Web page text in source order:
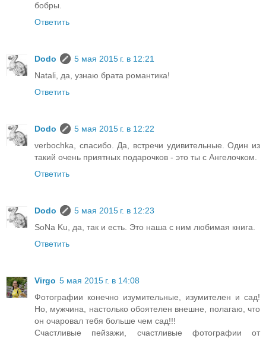
бобры.
Ответить
Dodo
5 мая 2015 г. в 12:21
Natali, да, узнаю брата романтика!
Ответить
Dodo
5 мая 2015 г. в 12:22
verbochka, спасибо. Да, встречи удивительные. Один из
такий очень приятных подарочков - это ты с Ангелочком.
Ответить
Dodo
5 мая 2015 г. в 12:23
SoNa Ku, да, так и есть. Это наша с ним любимая книга.
Ответить
Virgo 5 мая 2015 г. в 14:08
Фотографии конечно изумительные, изумителен и сад!
Но, мужчина, настолько обоятелен внешне, полагаю, что
он очаровал тебя больше чем сад!!!
Счастливые пейзажи, счастливые фотографии от